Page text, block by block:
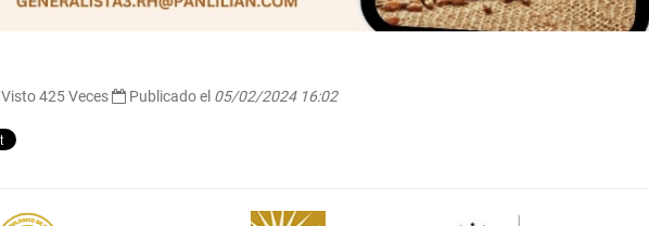
425 Veces Publicado el 05/02/2024 16:02